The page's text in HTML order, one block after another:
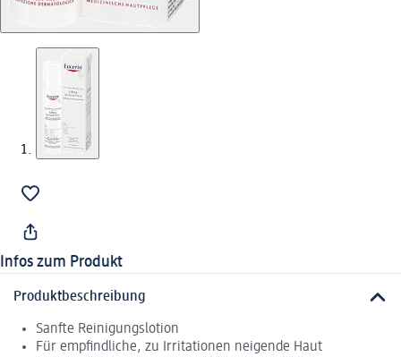
Infos zum Produkt
Produktbeschreibung
Sanfte Reinigungslotion
Für empfindliche, zu Irritationen neigende Haut